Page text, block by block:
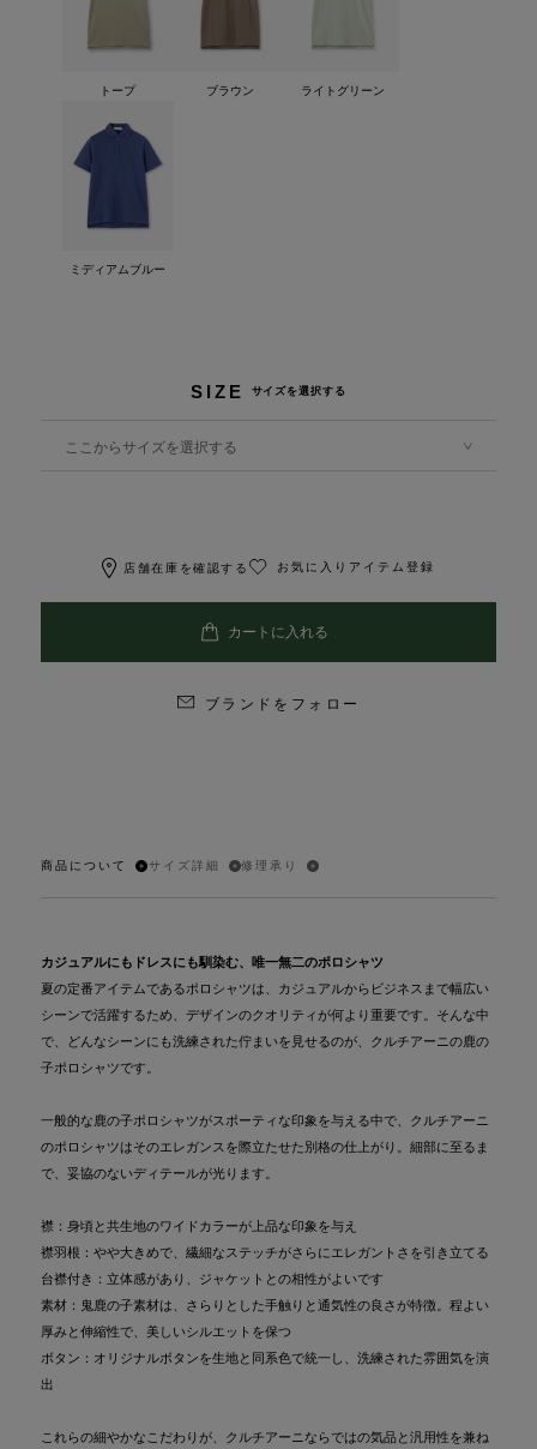
トープ ブラウン ライトグリーン
ミディアムブルー
SIZE サイズを選択する
ここからサイズを選択する
店舗在庫を確認する お気に入りアイテム登録
ブランドをフォロー
商品について サイズ詳細 修理承り
カジュアルにもドレスにも馴染む、唯一無二のポロシャツ
夏の定番アイテムであるポロシャツは、カジュアルからビジネスまで幅広い
シーンで活躍するため、デザインのクオリティが何より重要です。そんな中
で、どんなシーンにも洗練された佇まいを見せるのが、クルチアーニの鹿の
子ポロシャツです。
一般的な鹿の子ポロシャツがスポーティな印象を与える中で、クルチアーニ
のポロシャツはそのエレガンスを際立たせた別格の仕上がり。細部に至るま
で、妥協のないディテールが光ります。
襟：身頃と共生地のワイドカラーが上品な印象を与え
襟羽根：やや大きめで、繊細なステッチがさらにエレガントさを引き立てる
台襟付き：立体感があり、ジャケットとの相性がよいです
素材：鬼鹿の子素材は、さらりとした手触りと通気性の良さが特徴。程よい
厚みと伸縮性で、美しいシルエットを保つ
ボタン：オリジナルボタンを生地と同系色で統一し、洗練された雰囲気を演
出
これらの細やかなこだわりが、クルチアーニならではの気品と汎用性を兼ね